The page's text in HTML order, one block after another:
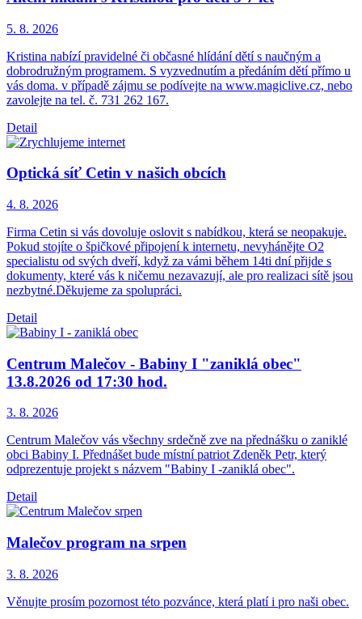
5. 8. 2026
Kristina nabízí pravidelné či občasné hlídání dětí s naučným a
dobrodružným programem. S vyzvednutím a předáním dětí přímo u
vás doma. v případě zájmu se podívejte na www.magiclive.cz, nebo
zavolejte na tel. č. 731 262 167.
Detail
Optická síť Cetin v našich obcích
4. 8. 2026
Firma Cetin si vás dovoluje oslovit s nabídkou, která se neopakuje.
Pokud stojíte o špičkové připojení k internetu, nevyhánějte O2
specialistu od svých dveří, když za vámi během 14ti dní přijde s
dokumenty, které vás k ničemu nezavazují, ale pro realizaci sítě jsou
nezbytné.Děkujeme za spolupráci.
Detail
Centrum Malečov - Babiny I "zaniklá obec"
13.8.2026 od 17:30 hod.
3. 8. 2026
Centrum Malečov vás všechny srdečně zve na přednášku o zaniklé
obci Babiny I. Přednášet bude místní patriot Zdeněk Petr, který
odprezentuje projekt s názvem "Babiny I -zaniklá obec".
Detail
Malečov program na srpen
3. 8. 2026
Věnujte prosím pozornost této pozvánce, která platí i pro naši obec.